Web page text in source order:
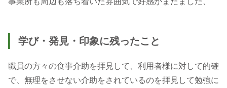
学び・発見・印象に残ったこと
職員の方々の食事介助を拝見して、利用者様に対して的確
で、無理をさせない介助をされているのを拝見して勉強に